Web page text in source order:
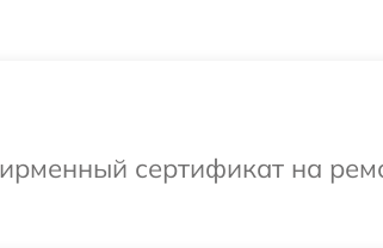
сертификат на